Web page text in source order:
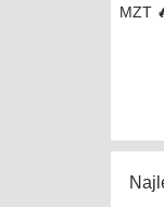
MZT